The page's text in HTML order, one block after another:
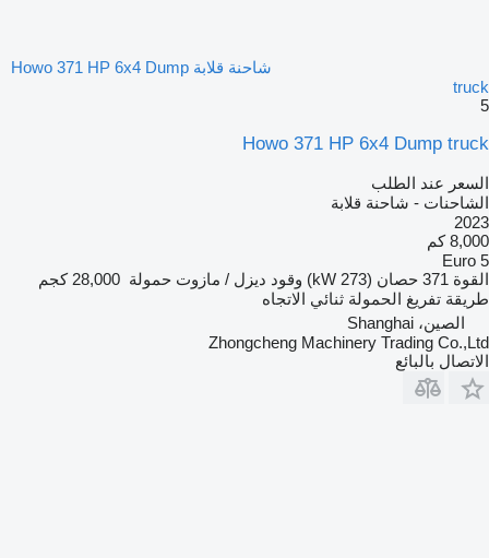
شاحنة قلابة Howo 371 HP 6x4 Dump
truck
5
Howo 371 HP 6x4 Dump truck
السعر عند الطلب
الشاحنات - شاحنة قلابة
2023
8,000 كم
Euro 5
القوة 371 حصان (273 kW) وقود ديزل / مازوت حمولة 28,000 كجم
طريقة تفريغ الحمولة ثنائي الاتجاه
الصين، Shanghai
Zhongcheng Machinery Trading Co.,Ltd
الاتصال بالبائع